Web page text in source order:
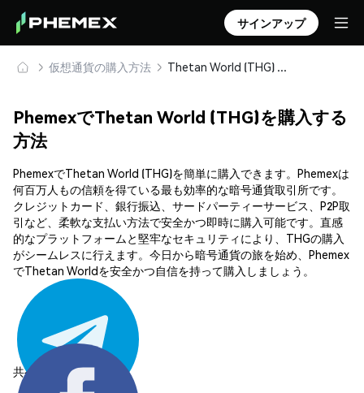
サインアップ
仮想通貨の購入方法 Thetan World (THG) を安全に購入・保管
PhemexでThetan World (THG)を購入する
方法
PhemexでThetan World (THG)を簡単に購入できます。Phemexは
何百万人もの信頼を得ている最も効率的な暗号通貨取引所です。
クレジットカード、銀行振込、サードパーティーサービス、P2P取
引など、柔軟な支払い方法で安全かつ即時に購入可能です。直感
的なプラットフォームと堅牢なセキュリティにより、THGの購入
がシームレスに行えます。今日から暗号通貨の旅を始め、Phemex
でThetan Worldを安全かつ自信を持って購入しましょう。
共有する: